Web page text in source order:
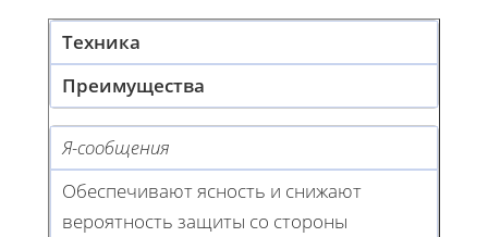
Техника
Преимущества
Я-сообщения
Обеспечивают ясность и снижают
вероятность защиты со стороны